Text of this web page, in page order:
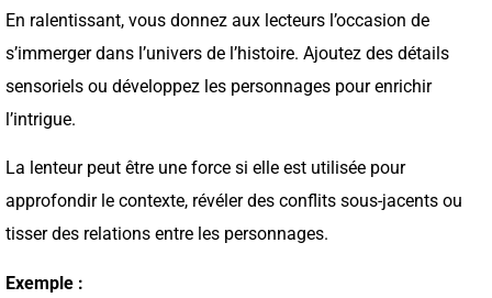
En ralentissant, vous donnez aux lecteurs l’occasion de
s’immerger dans l’univers de l’histoire. Ajoutez des détails
sensoriels ou développez les personnages pour enrichir
l’intrigue.
La lenteur peut être une force si elle est utilisée pour
approfondir le contexte, révéler des conflits sous-jacents ou
tisser des relations entre les personnages.
Exemple :